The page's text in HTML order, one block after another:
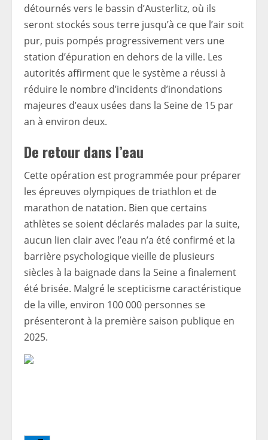
détournés vers le bassin d’Austerlitz, où ils
seront stockés sous terre jusqu’à ce que l’air soit
pur, puis pompés progressivement vers une
station d’épuration en dehors de la ville. Les
autorités affirment que le système a réussi à
réduire le nombre d’incidents d’inondations
majeures d’eaux usées dans la Seine de 15 par
an à environ deux.
De retour dans l’eau
Cette opération est programmée pour préparer
les épreuves olympiques de triathlon et de
marathon de natation. Bien que certains
athlètes se soient déclarés malades par la suite,
aucun lien clair avec l’eau n’a été confirmé et la
barrière psychologique vieille de plusieurs
siècles à la baignade dans la Seine a finalement
été brisée. Malgré le scepticisme caractéristique
de la ville, environ 100 000 personnes se
présenteront à la première saison publique en
2025.